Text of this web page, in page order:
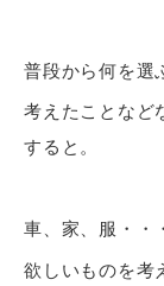
普段から何を選
考えたことなど
すると。
車、家、服・・・
欲しいものを考